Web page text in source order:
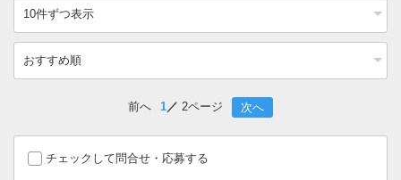
前へ 1 2ページ 次へ
チェックして問合せ・応募する